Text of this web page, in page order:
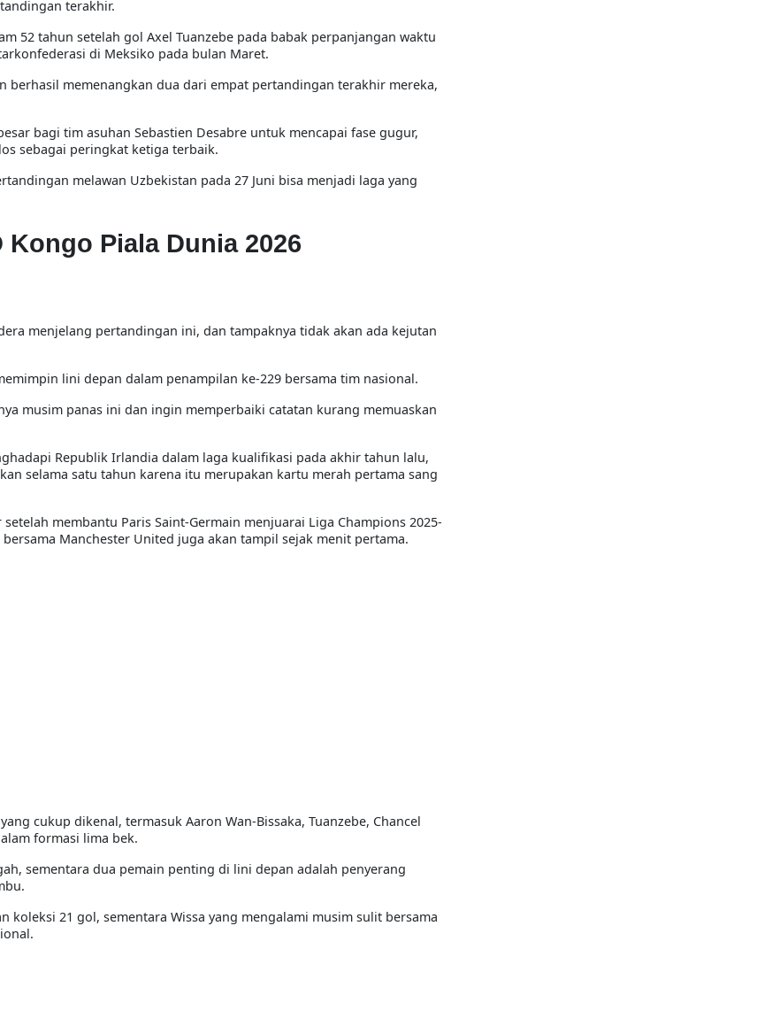
terakhir.
52 tahun setelah gol Axel Tuanzebe pada babak perpanjangan waktu
di Meksiko pada bulan Maret.
berhasil memenangkan dua dari empat pertandingan terakhir mereka,
bagi tim asuhan Sebastien Desabre untuk mencapai fase gugur,
sebagai peringkat ketiga terbaik.
melawan Uzbekistan pada 27 Juni bisa menjadi laga yang
Piala Dunia 2026
menjelang pertandingan ini, dan tampaknya tidak akan ada kejutan
lini depan dalam penampilan ke-229 bersama tim nasional.
musim panas ini dan ingin memperbaiki catatan kurang memuaskan
Republik Irlandia dalam laga kualifikasi pada akhir tahun lalu,
selama satu tahun karena itu merupakan kartu merah pertama sang
membantu Paris Saint-Germain menjuarai Liga Champions 2025-
Manchester United juga akan tampil sejak menit pertama.
cukup dikenal, termasuk Aaron Wan-Bissaka, Tuanzebe, Chancel
formasi lima bek.
sementara dua pemain penting di lini depan adalah penyerang
21 gol, sementara Wissa yang mengalami musim sulit bersama